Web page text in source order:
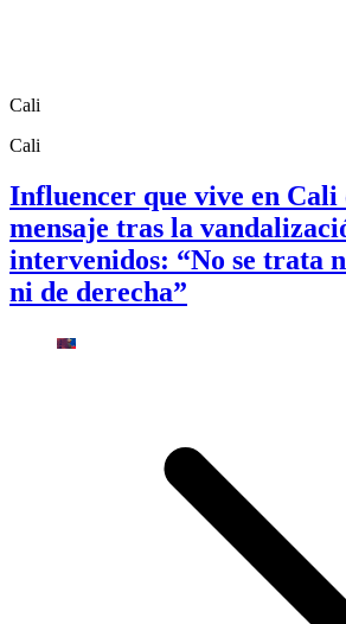
Cali
Cali
Influencer que vive en Cali
mensaje tras la
intervenidos: “No se trata
ni de derecha”